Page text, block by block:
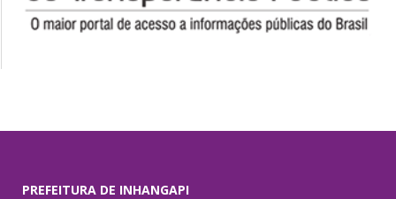
PREFEITURA DE INHANGAPI